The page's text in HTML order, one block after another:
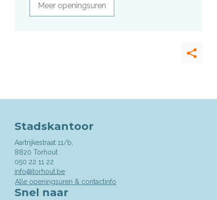
Meer openingsuren
Deel
Stadskantoor
Aartrijkestraat 11/b,
,8820 Torhout
050 22 11 22
info@torhout.be
Alle openingsuren & contactinfo
Snel naar